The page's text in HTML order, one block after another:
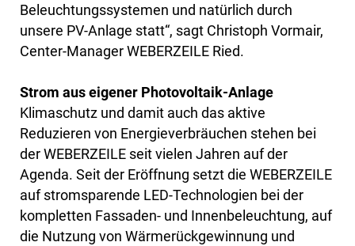
Beleuchtungssystemen und natürlich durch
unsere PV-Anlage statt“, sagt Christoph Vormair,
Center-Manager WEBERZEILE Ried.
Strom aus eigener Photovoltaik-Anlage
Klimaschutz und damit auch das aktive
Reduzieren von Energieverbräuchen stehen bei
der WEBERZEILE seit vielen Jahren auf der
Agenda. Seit der Eröffnung setzt die WEBERZEILE
auf stromsparende LED-Technologien bei der
kompletten Fassaden- und Innenbeleuchtung, auf
die Nutzung von Wärmerückgewinnung und